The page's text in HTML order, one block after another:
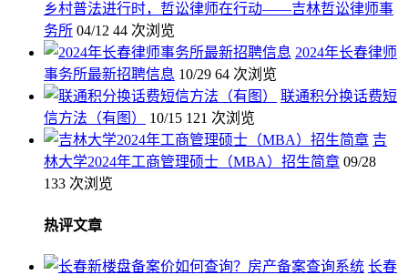
乡村普法进行时，哲讼律师在行动——吉林哲讼律师事
务所 04/12 44 次浏览
2024年长春律师
事务所最新招聘信息 10/29 64 次浏览
联通积分换话费短
信方法（有图）
10/15 121 次浏览
吉
林大学2024年工商管理硕士（MBA）招生简章 09/28
133 次浏览
热评文章
长春